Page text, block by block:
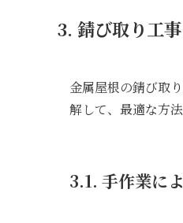
3. 錆び取り工
金属屋根の錆び取
解して、最適な方
3.1. 手作業に